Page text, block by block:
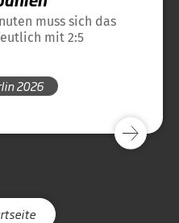
muss sich das
mit 2:5
2026